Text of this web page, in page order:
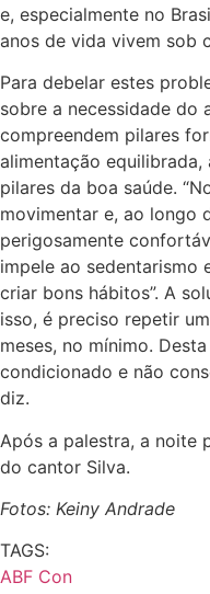
e, especialmente no
anos de vida vivem sob
Para debelar estes
sobre a necessidade do
compreendem pilares
alimentação
pilares da boa saúde.
movimentar e, ao longo
perigosamente
impele ao sedentarismo
criar bons hábitos”. A
isso, é preciso repetir
meses, no mínimo.
condicionado e não
diz.
Após a palestra, a noite
do cantor Silva.
Fotos: Keiny Andrade
TAGS:
ABF Con